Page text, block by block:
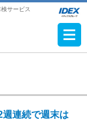
サービス
連続で週末は